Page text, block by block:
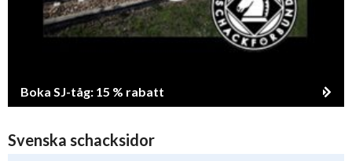
Boka SJ-tåg: 15 % rabatt
Svenska schacksidor